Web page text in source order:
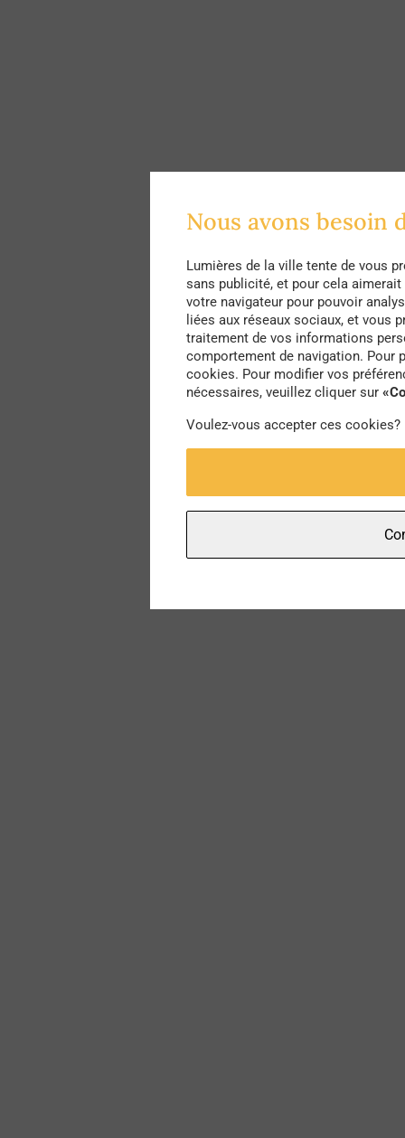
Nous avons besoin
Lumières de la ville tente de vous
sans publicité, et pour cela
votre navigateur pour pouvoir
liées aux réseaux sociaux, et vous
traitement de vos informations
comportement de navigation. Pour
cookies. Pour modifier vos
nécessaires, veuillez cliquer sur
Voulez-vous accepter ces cookies?